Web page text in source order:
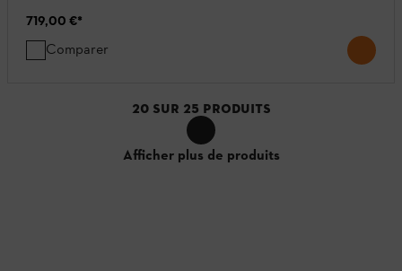
719,00 €*
Comparer
20 SUR 25 PRODUITS
Afficher plus de produits